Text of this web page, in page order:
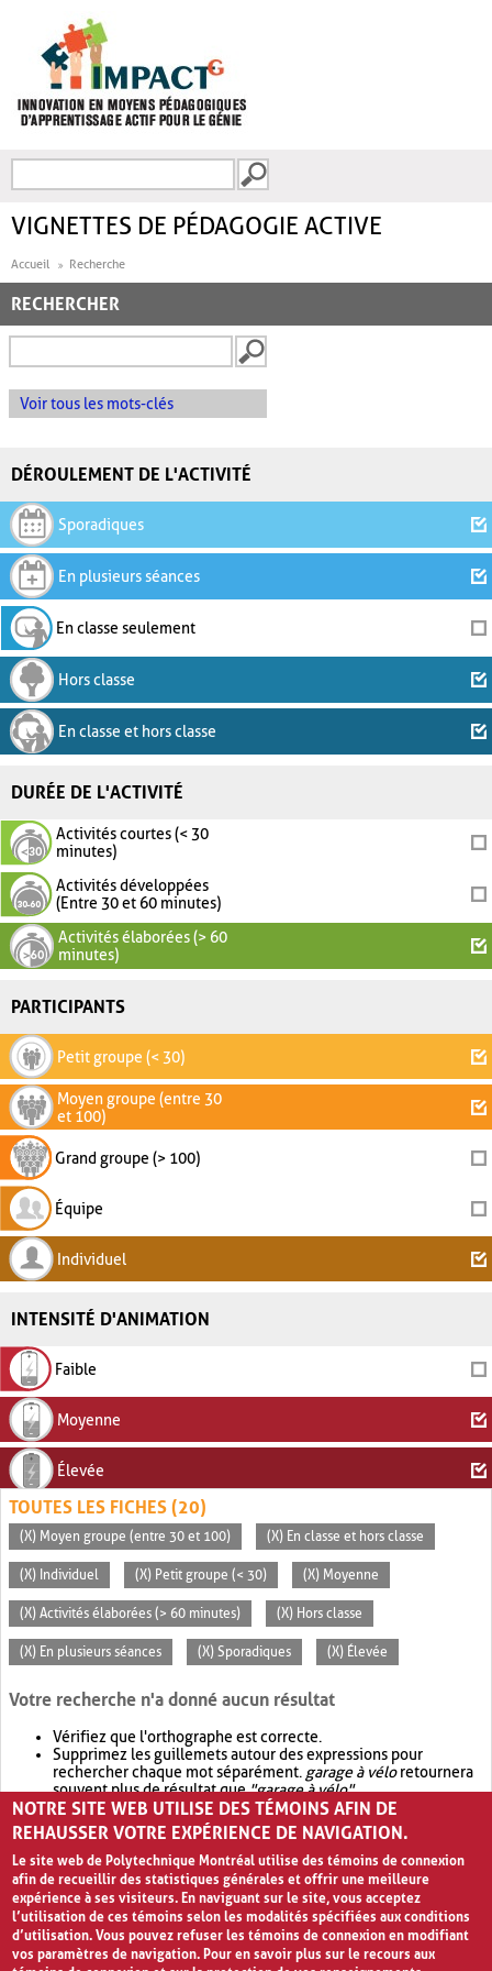
FORMULAIRE DE
VIGNETTES DE PÉDAGOGIE ACTIVE
Accueil Recherche
RECHERCHER
Voir tous les mots-clés
DÉROULEMENT DE L'ACTIVITÉ
Sporadiques
En plusieurs séances
En classe seulement
Hors classe
En classe et hors classe
DURÉE DE L'ACTIVITÉ
Activités courtes (< 30
minutes)
Activités développées
(Entre 30 et 60 minutes)
Activités élaborées (> 60
minutes)
PARTICIPANTS
Petit groupe (< 30)
Moyen groupe (entre 30
et 100)
Grand groupe (> 100)
Équipe
Individuel
INTENSITÉ D'ANIMATION
Faible
Moyenne
Élevée
TOUTES LES FICHES (20)
(X) Moyen groupe (entre 30 et 100) (X) En classe et hors classe
(X) Individuel (X) Petit groupe (< 30) (X) Moyenne
(X) Activités élaborées (> 60 minutes) (X) Hors classe
(X) En plusieurs séances (X) Sporadiques (X) Élevée
Votre recherche n'a donné aucun résultat
Vérifiez que l'orthographe est correcte.
Supprimez les guillemets autour des expressions pour
rechercher chaque mot séparément. garage à véloretournera
souvent plus de résultat que"garage à vélo".
Envisagez d'élargir votre recherche avec OR.garage OR vélo
retournera souvent plus de résultat quegarage à vélo
NOTRE SITE WEB UTILISE DES TÉMOINS AFIN DE
REHAUSSER VOTRE EXPÉRIENCE DE NAVIGATION.
Le site web de Polytechnique Montréal utilise des témoins de connexion
afin de recueillir des statistiques générales et offrir une meilleure
expérience à ses visiteurs. En naviguant sur le site, vous acceptez
l’utilisation de ces témoins selon les modalités spécifiées aux conditions
d’utilisation. Vous pouvez refuser les témoins de connexion en modifiant
vos paramètres de navigation. Pour en savoir plus sur le recours aux